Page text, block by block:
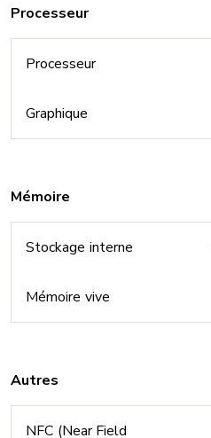
Processeur
Processeur
Graphique
Mémoire
Stockage interne
Mémoire vive
Autres
NFC (Near Field